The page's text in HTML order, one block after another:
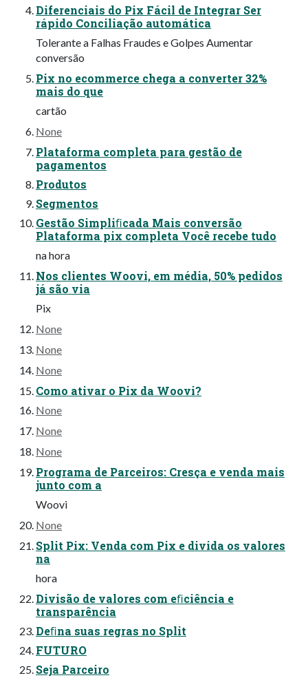
Diferenciais do Pix Fácil de Integrar Ser
rápido Conciliação automática
Tolerante a Falhas Fraudes e Golpes Aumentar
conversão
Pix no ecommerce chega a converter 32%
mais do que
cartão
None
Plataforma completa para gestão de
pagamentos
Produtos
Segmentos
Gestão Simpliﬁcada Mais conversão
Plataforma pix completa Você recebe tudo
na hora
Nos clientes Woovi, em média, 50% pedidos
já são via
Pix
None
None
None
Como ativar o Pix da Woovi?
None
None
None
Programa de Parceiros: Cresça e venda mais
junto com a
Woovi
None
Split Pix: Venda com Pix e divida os valores
na
hora
Divisão de valores com eﬁciência e
transparência
Deﬁna suas regras no Split
FUTURO
Seja Parceiro